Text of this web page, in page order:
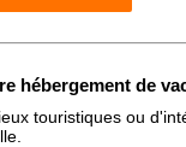
hébergement de
touristiques ou